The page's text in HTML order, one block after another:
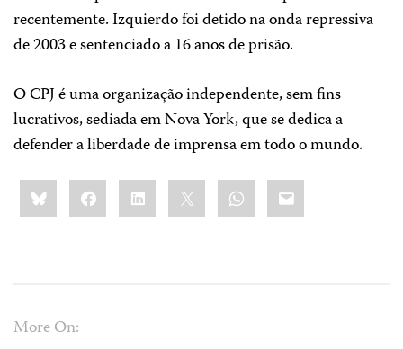
recentemente. Izquierdo foi detido na onda repressiva
de 2003 e sentenciado a 16 anos de prisão.
O CPJ é uma organização independente, sem fins
lucrativos, sediada em Nova York, que se dedica a
defender a liberdade de imprensa em todo o mundo.
Share
this:BlueskyFacebookLinkedIn WhatsApp
Email
More On: